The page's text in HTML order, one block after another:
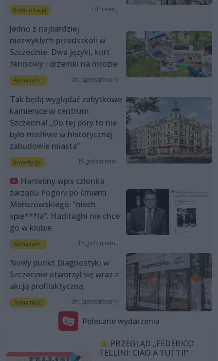
Komunikacja 2 dni temu
Jedno z najbardziej
niezwykłych przedszkoli w
Szczecinie. Dwa języki, kort
tenisowy i drzemki na mrozie
Aktualności art. sponsorowany
Tak będą wyglądać zabytkowe
kamienice w centrum
Szczecina! „Do tej pory to nie
było możliwe w historycznej
zabudowie miasta”
Inwestycje 19 godzin temu
Haniebny wpis członka
zarządu Pogoni po śmierci
Morozowskiego: “niech
spie***la”. Haditaghi nie chce
go w klubie
Aktualności 15 godzin temu
Nowy punkt Diagnostyki w
Szczecinie otworzył się wraz z
akcją profilaktyczną
Aktualności art. sponsorowany
Polecane wydarzenia
PRZEGLĄD „FEDERICO
FELLINI: CIAO A TUTTI!”